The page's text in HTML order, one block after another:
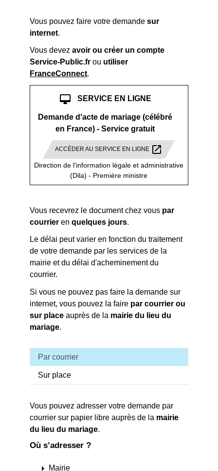
Vous pouvez faire votre demandesur
internet.
Vous devezavoir ou créer un compte
Service-Public.fr ou utiliser
FranceConnect.
desktop_mac SERVICE EN LIGNE
Demande d'acte de mariage (célébré
en France) - Service gratuit
ACCÉDER AU SERVICE EN LIGNE open_in_new
Direction de l'information légale et administrative
(Dila) - Première ministre
Vous recevrez le document chez vous par
courrierenquelques jours.
Le délai peut varier en fonction du traitement
de votre demande par les services de la
mairie et du délai d'acheminement du
courrier.
Si vous ne pouvez pas faire la demande sur
internet, vous pouvez la faire par courrier ou
sur placeauprès de la mairie du lieu du
mariage.
Par courrier
Sur place
Vous pouvez adresser votre demande par
courrier sur papier libre auprès de la mairie
du lieu du mariage.
Où s’adresser ?
Mairie